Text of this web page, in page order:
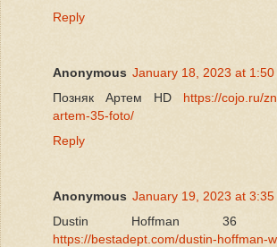
Reply
Anonymous January 18, 2023 at 1:50
Позняк Артем HD https://cojo.ru/
artem-35-foto/
Reply
Anonymous January 19, 2023 at 3:35
Dustin Hoffman 36
https://bestadept.com/dustin-hoffman-